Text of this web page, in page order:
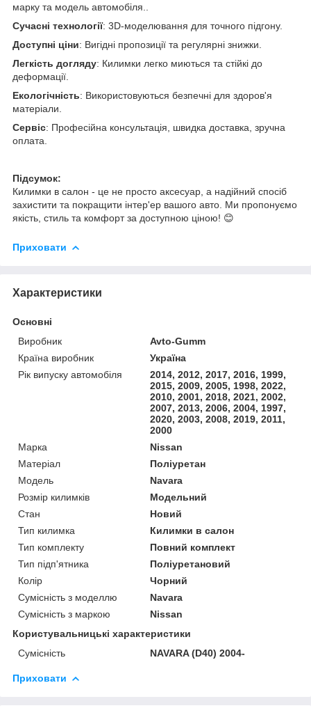
марку та модель автомобіля..
Сучасні технології: 3D-моделювання для точного підгону.
Доступні ціни: Вигідні пропозиції та регулярні знижки.
Легкість догляду: Килимки легко миються та стійкі до
деформації.
Екологічність: Використовуються безпечні для здоров'я
матеріали.
Сервіс: Професійна консультація, швидка доставка, зручна
оплата.
Підсумок:
Килимки в салон - це не просто аксесуар, а надійний спосіб
захистити та покращити інтер'ер вашого авто. Ми пропонуємо
якість, стиль та комфорт за доступною ціною! 😊
Приховати
Характеристики
Основні
Виробник
Avto-Gumm
Країна виробник
Україна
Рік випуску автомобіля
2014, 2012, 2017, 2016, 1999,
2015, 2009, 2005, 1998, 2022,
2010, 2001, 2018, 2021, 2002,
2007, 2013, 2006, 2004, 1997,
2020, 2003, 2008, 2019, 2011,
2000
Марка
Nissan
Матеріал
Поліуретан
Модель
Navara
Розмір килимків
Модельний
Стан
Новий
Тип килимка
Килимки в салон
Тип комплекту
Повний комплект
Тип підп'ятника
Поліуретановий
Колір
Чорний
Сумісність з моделлю
Navara
Сумісність з маркою
Nissan
Користувальницькі характеристики
Сумісність
NAVARA (D40) 2004-
Приховати